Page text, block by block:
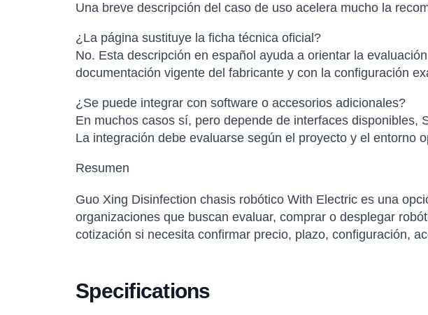
Una breve descripción del caso de uso acelera mucho la
¿La página sustituye la ficha técnica oficial?
No. Esta descripción en español ayuda a orientar la
documentación vigente del fabricante y con la configuración
¿Se puede integrar con software o accesorios adicionales?
En muchos casos sí, pero depende de interfaces
La integración debe evaluarse según el proyecto y el entorno
Resumen
Guo Xing Disinfection chasis robótico With Electric es una
organizaciones que buscan evaluar, comprar o desplegar
cotización si necesita confirmar precio, plazo, configuración,
Specifications